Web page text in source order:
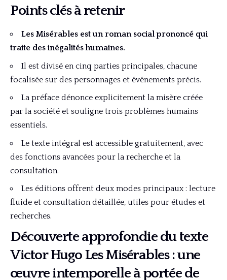
Points clés à retenir
Les Misérables est un roman social prononcé qui
traite des inégalités humaines.
Il est divisé en cinq parties principales, chacune
focalisée sur des personnages et événements précis.
La préface dénonce explicitement la misère créée
par la société et souligne trois problèmes humains
essentiels.
Le texte intégral est accessible gratuitement, avec
des fonctions avancées pour la recherche et la
consultation.
Les éditions offrent deux modes principaux : lecture
fluide et consultation détaillée, utiles pour études et
recherches.
Découverte approfondie dutexte
Victor Hugo Les Misérables: une
œuvre intemporelle à portée de